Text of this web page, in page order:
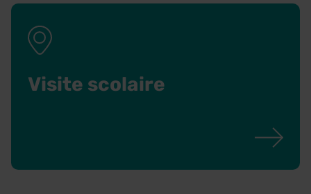
Visite scolaire